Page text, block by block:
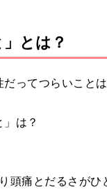
とは？
ってつらいこと
は？
頭痛とだるさが